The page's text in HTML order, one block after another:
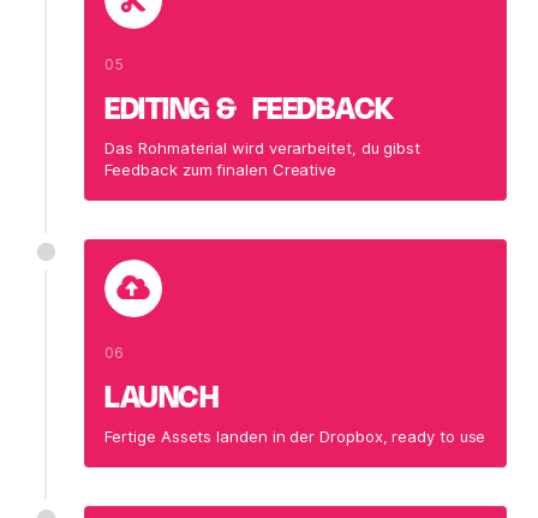
05
EDITING & FEEDBACK
Das Rohmaterial wird verarbeitet, du gibst
Feedback zum finalen Creative
06
LAUNCH
Fertige Assets landen in der Dropbox, ready to use